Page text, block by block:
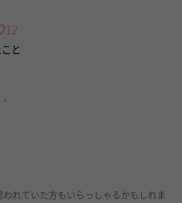
12
と
れていた方もいらっしゃるかもしれま